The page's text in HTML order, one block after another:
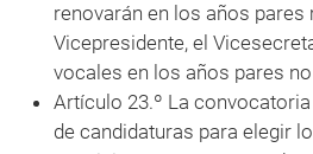
renovarán en los años pares
Vicepresidente, el
vocales en los años pares
Artículo 23.º La
de candidaturas para elegir